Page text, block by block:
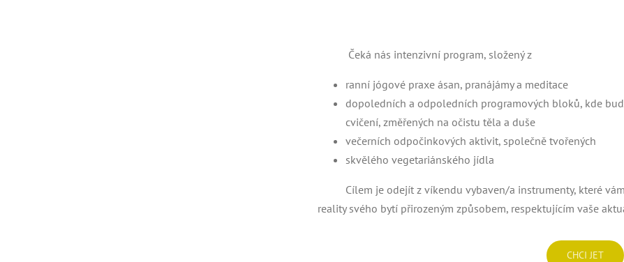
Čeká nás intenzivní program, složený z
ranní jógové praxe ásan, pranájámy a meditace
dopoledních a odpoledních programových bloků, kde
cvičení, změřených na očistu těla a duše
večerních odpočinkových aktivit, společně tvořených
skvělého vegetariánského jídla
Cílem je odejít z víkendu vybaven/a instrumenty, které vám
reality svého bytí přirozeným způsobem, respektujícím vaše
CHCI JET